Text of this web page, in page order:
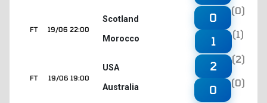
19/06 22:00
FT
Scotland
Morocco
0
(0)
1
(1)
19/06 19:00
FT
USA
Australia
2
(2)
0
(0)